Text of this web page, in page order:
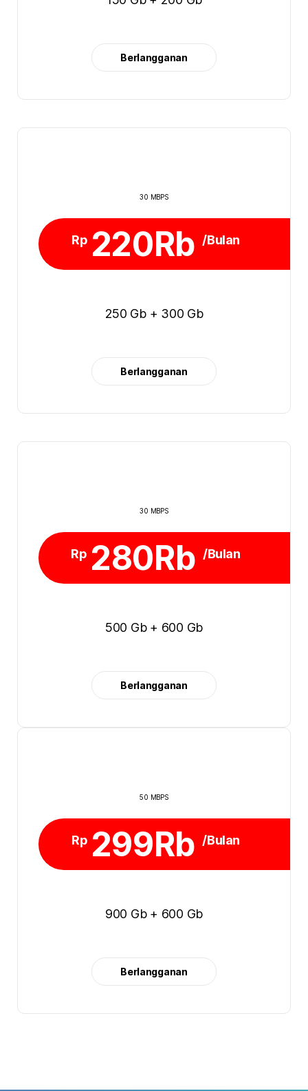
Berlangganan
30 MBPS
Rp 220Rb /Bulan
250 Gb + 300 Gb
Berlangganan
30 MBPS
Rp 280Rb /Bulan
500 Gb + 600 Gb
Berlangganan
50 MBPS
Rp 299Rb /Bulan
900 Gb + 600 Gb
Berlangganan